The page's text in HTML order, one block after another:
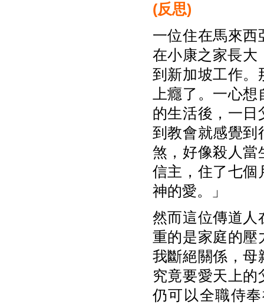
(反思)
一位住在馬來西
在小康之家長大
到新加坡工作。
上癮了。一心
的生活後，一日
到教會就感覺到
煞，好像殺人當
信主，住了七個
神的愛。」
然而這位傳道人
重的是家庭的壓
我斷絕關係，母
究竟要愛天上
仍可以全職侍